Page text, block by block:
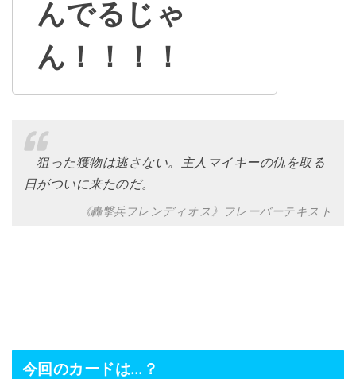
んでるじゃ
ん！！！！
狙った獲物は逃さない。主人マイキーの仇を取る
日がついに来たのだ。
《轟撃兵フレンディオス》フレーバーテキスト
今回のカードは…？